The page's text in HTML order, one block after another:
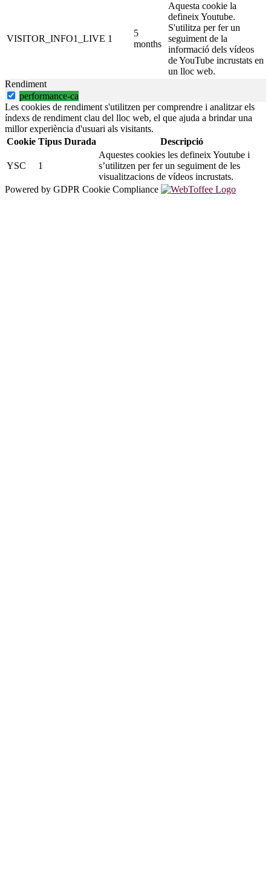
VISITOR_INFO1_LIVE 1
5
months
Aquesta cookie la
defineix Youtube.
S'utilitza per fer un
seguiment de la
informació dels vídeos
de YouTube incrustats en
un lloc web.
Rendiment
performance-ca
Les cookies de rendiment s'utilitzen per comprendre i analitzar els
índexs de rendiment clau del lloc web, el que ajuda a brindar una
millor experiència d'usuari als visitants.
Cookie Tipus Durada Descripció
YSC 1
Aquestes cookies les defineix Youtube i
s’utilitzen per fer un seguiment de les
visualitzacions de vídeos incrustats.
Powered by GDPR Cookie Compliance